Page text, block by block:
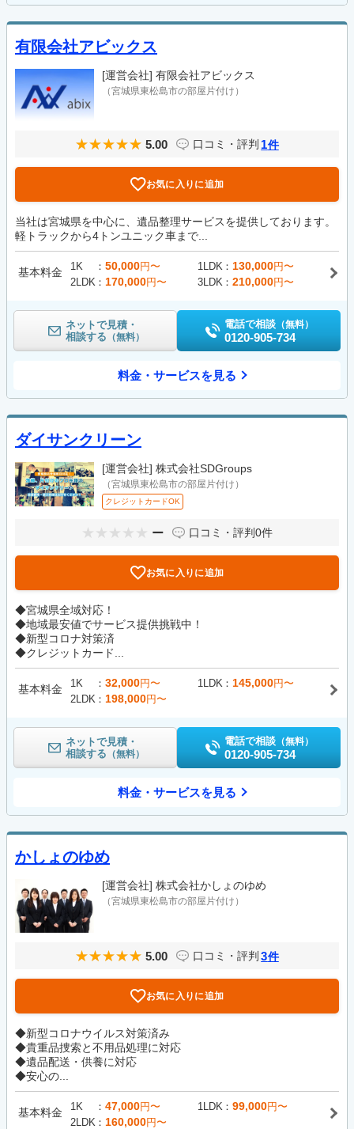
有限会社アビックス
[運営会社] 有限会社アビックス
（宮城県東松島市の部屋片付け）
5.00 口コミ・評判 1件
お気に入りに追加
当社は宮城県を中心に、遺品整理サービスを提供しております。
軽トラックから4トンユニック車まで...
基本料金 1K 50,000円〜 1LDK 130,000円〜
2LDK
170,000円〜 3LDK 210,000円〜
ネットで見積・
相談する （無料）
電話で相談 （無料）
0120-905-734
料金・サービスを見る
ダイサンクリーン
[運営会社] 株式会社SDGroups
（宮城県東松島市の部屋片付け）
クレジットカードOK
ー 口コミ・評判0件
お気に入りに追加
◆宮城県全域対応！
◆地域最安値でサービス提供挑戦中！
◆新型コロナ対策済
◆クレジットカード...
基本料金 1K 32,000円〜 1LDK 145,000円〜
2LDK
198,000円〜
ネットで見積・
相談する （無料）
電話で相談 （無料）
0120-905-734
料金・サービスを見る
かしょのゆめ
[運営会社] 株式会社かしょのゆめ
（宮城県東松島市の部屋片付け）
5.00 口コミ・評判 3件
お気に入りに追加
◆新型コロナウイルス対策済み
◆貴重品捜索と不用品処理に対応
◆遺品配送・供養に対応
◆安心の...
基本料金 1K 47,000円〜 1LDK 99,000円〜
2LDK
160,000円〜